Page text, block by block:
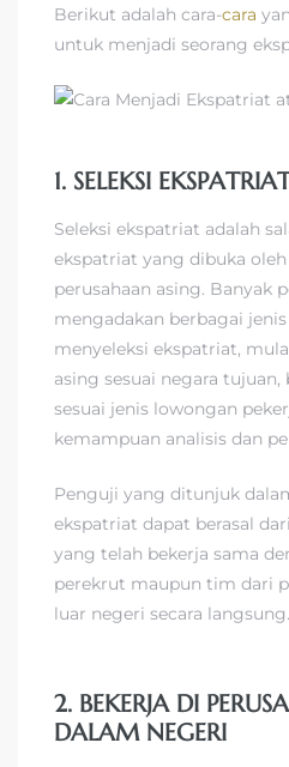
Berikut adalah cara-cara
untuk menjadi seorang
1. SELEKSI
Seleksi ekspatriat adalah
ekspatriat yang dibuka
perusahaan asing. Banyak
mengadakan berbagai
menyeleksi ekspatriat,
asing sesuai negara
sesuai jenis lowongan
kemampuan analisis dan
Penguji yang ditunjuk
ekspatriat dapat berasal
yang telah bekerja sama
perekrut maupun tim dari
luar negeri secara langsung.
2. BEKERJA DI
DALAM NEGERI